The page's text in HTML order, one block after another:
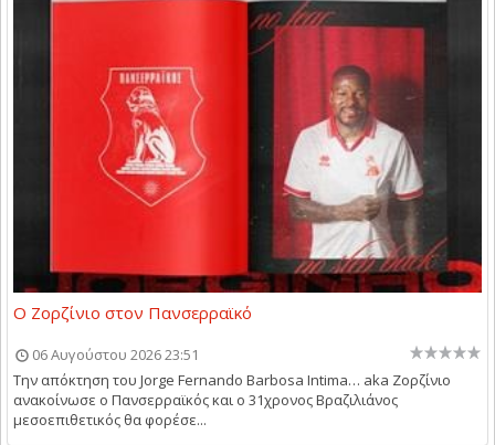
Ο Ζορζίνιο στον Πανσερραϊκό
06 Αυγούστου 2026 23:51
Την απόκτηση του Jorge Fernando Barbosa Intima… aka Ζορζίνιο
ανακοίνωσε ο Πανσερραϊκός και ο 31χρονος Βραζιλιάνος
μεσοεπιθετικός θα φορέσε...